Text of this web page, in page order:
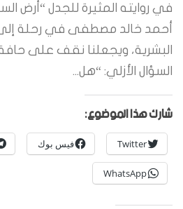
في روايته المثيرة للجدل “أرض
أحمد خالد مصطفى في رحلة
البشرية، ويجعلنا نقف على
السؤال الأزلي: “هل...
شارك هذا الموضوع:
Twitter فيس بوك
WhatsApp